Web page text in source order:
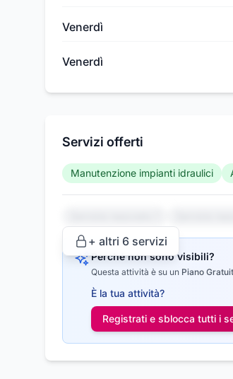
Venerdì
Venerdì
Servizi offerti
Manutenzione impianti idraulici
+ altri 6 servizi
Perché non sono visibili?
Questa attività è su un Piano
È la tua attività?
Registrati e sblocca tutti i